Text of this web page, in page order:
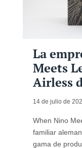
La
Meets
Airless
14 de julio de
When Nino
familiar
gama de